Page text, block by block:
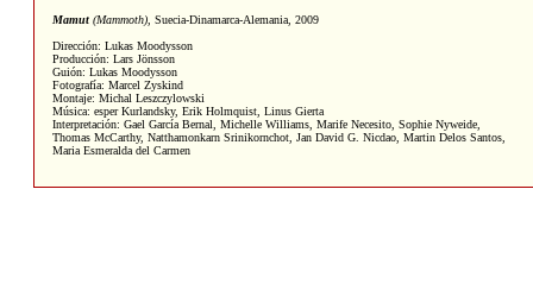
Mamut (Mammoth) Suecia-Dinamarca-Alemania, 2009
Dirección: Lukas Moodysson
Producción: Lars Jönsson
Guión: Lukas Moodysson
Fotografía: Marcel Zyskind
Montaje: Michal Leszczylowski
Música: esper Kurlandsky, Erik Holmquist, Linus Gierta
Interpretación: Gael García Bernal, Michelle Williams, Marife Necesito, Sophie Nyweide,
Thomas McCarthy, Natthamonkarn Srinikornchot, Jan David G. Nicdao, Martin Delos Santos,
Maria Esmeralda del Carmen